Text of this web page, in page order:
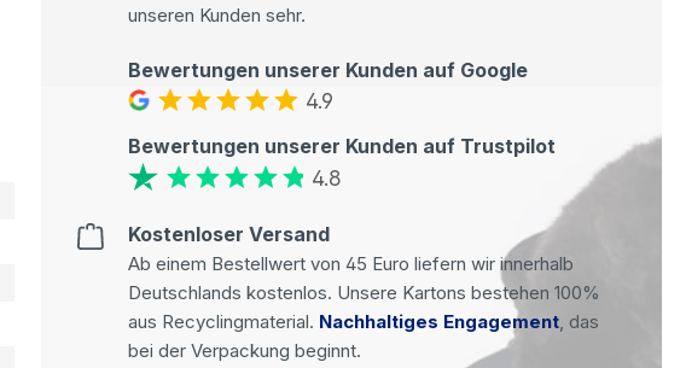
unseren Kunden sehr.
Bewertungen unserer Kunden auf Google
4.9
Bewertungen unserer Kunden auf Trustpilot
4.8
Kostenloser Versand
Ab einem Bestellwert von 45 Euro liefern wir innerhalb
Deutschlands kostenlos. Unsere Kartons bestehen 100%
aus Recyclingmaterial. Nachhaltiges Engagement, das
bei der Verpackung beginnt.